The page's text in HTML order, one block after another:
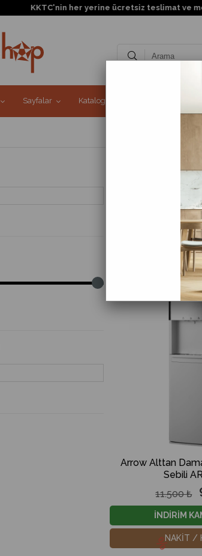
Sayfalar Kataloglar
FIYATA GÖRE (ARTAN)
Arrow Alttan
Sebili
11.500 ₺
İNDİRİM
NAKİT /
KKTC'nin her yerine ücretsiz teslimat ve